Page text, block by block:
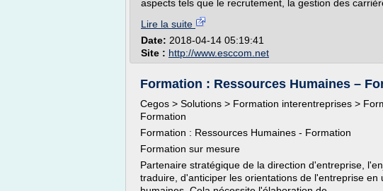
aspects tels que le recrutement, la gestion des
Lire la suite
Date: 2018-04-14 05:19:41
Site : http://www.esccom.net
Formation : Ressources Humaines –
Cegos > Solutions > Formation interentreprises >
Formation
Formation : Ressources Humaines - Formation
Formation sur mesure
Partenaire stratégique de la direction d'entreprise,
traduire, d'anticiper les orientations de l'entreprise